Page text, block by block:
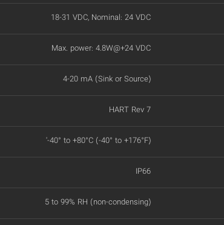
18-31 VDC, Nominal: 24 VDC
Max. power: 4.8W@+24 VDC
4-20 mA (Sink or Source)
HART Rev 7
'-40° to +80°C (-40° to +176°F)
IP66
5 to 99% RH (non-condensing)